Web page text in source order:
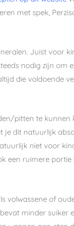
met spek,
Juist voor
nodig zijn om
die voldoende
pitten te kunnen
je dit natuurlijk
niet voor
een ruimere
volwassene of
minder suiker